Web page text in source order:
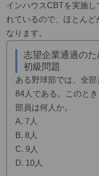
インハウスCBTを実施し
れているので、ほとんど
なります。
志望企業通過の
初級問題
ある野球部では、全
84人である。このと
部員は何人か。
A. 7人
B. 8人
C. 9人
D. 10人